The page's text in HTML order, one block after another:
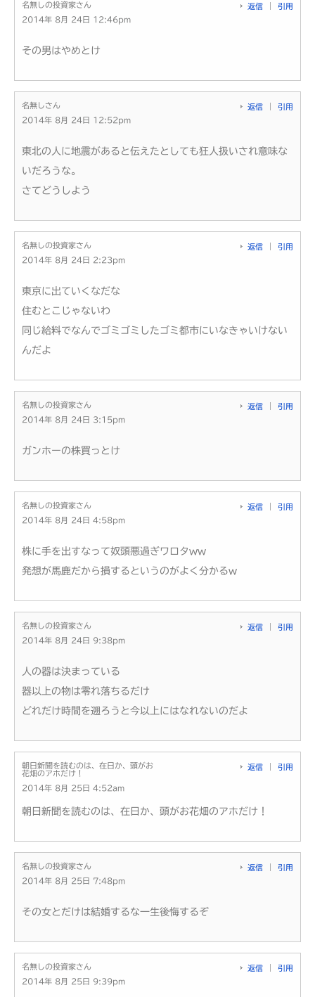
名無しの投資家さん
2014年 8月 24日 12:46pm
返信 引用
その男はやめとけ
名無しさん
2014年 8月 24日 12:52pm
返信 引用
東北の人に地震があると伝えたとしても狂人扱いされ意味な
いだろうな。
さてどうしよう
名無しの投資家さん
2014年 8月 24日 2:23pm
返信 引用
東京に出ていくなだな
住むとこじゃないわ
同じ給料でなんでゴミゴミしたゴミ都市にいなきゃいけない
んだよ
名無しの投資家さん
2014年 8月 24日 3:15pm
返信 引用
ガンホーの株買っとけ
名無しの投資家さん
2014年 8月 24日 4:58pm
返信 引用
株に手を出すなって奴頭悪過ぎワロタww
発想が馬鹿だから損するというのがよく分かるw
名無しの投資家さん
2014年 8月 24日 9:38pm
返信 引用
人の器は決まっている
器以上の物は零れ落ちるだけ
どれだけ時間を遡ろうと今以上にはなれないのだよ
朝日新聞を読むのは、在日か、頭がお
花畑のアホだけ！
2014年 8月 25日 4:52am
返信 引用
朝日新聞を読むのは、在日か、頭がお花畑のアホだけ！
名無しの投資家さん
2014年 8月 25日 7:48pm
返信 引用
その女とだけは結婚するな一生後悔するぞ
名無しの投資家さん
2014年 8月 25日 9:39pm
返信 引用